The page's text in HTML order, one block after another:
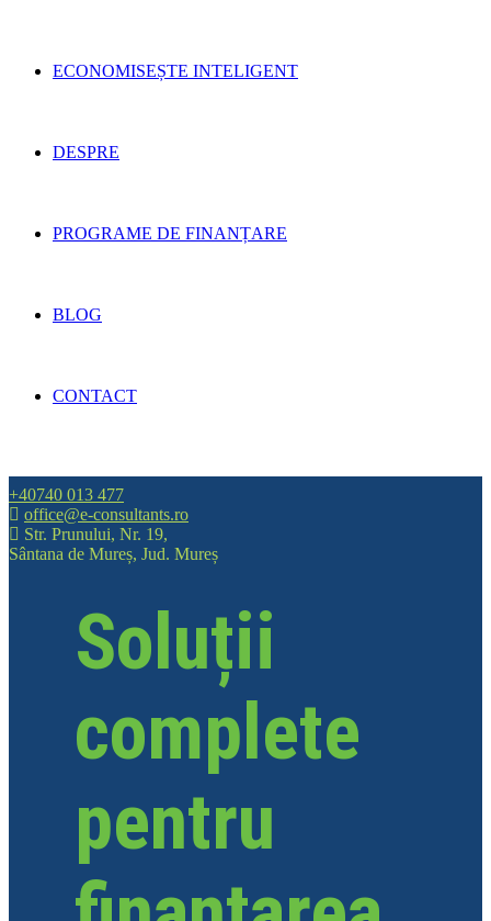
ECONOMISEȘTE INTELIGENT
DESPRE
PROGRAME DE FINANȚARE
BLOG
CONTACT
+40740 013 477
office@e-consultants.ro
Str. Prunului, Nr. 19,
Sântana de Mureș, Jud. Mureș
Soluții
complete
pentru